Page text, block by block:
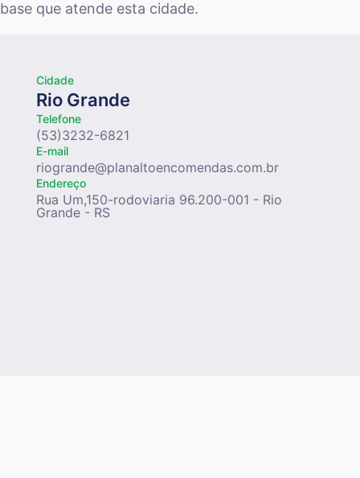
base que atende esta cidade.
Cidade
Rio Grande
Telefone
(53)3232-6821
E-mail
riogrande@planaltoencomendas.com.br
Endereço
Rua Um,150-rodoviaria 96.200-001 - Rio
Grande - RS